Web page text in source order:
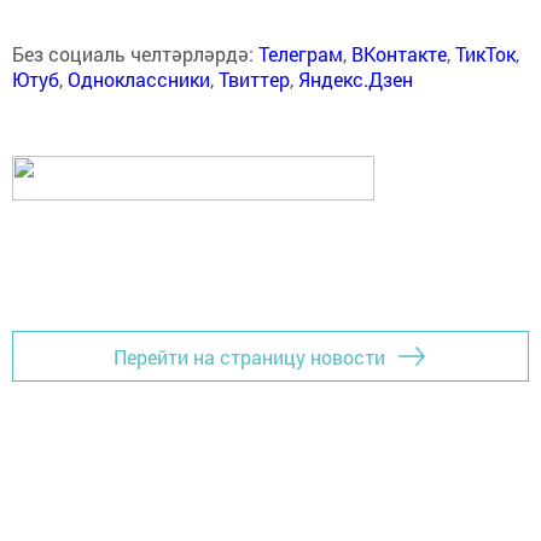
Без социаль челтәрләрдә: Телеграм, ВКонтакте,ТикТок,
Ютуб,Одноклассники,Твиттер, Яндекс.Дзен
Перейти на страницу новости